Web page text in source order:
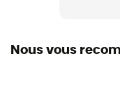
Label
Nous vous